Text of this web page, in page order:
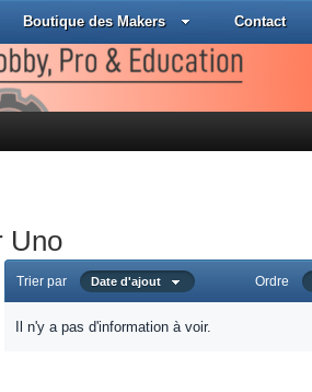
Boutique des Makers Contact
Uno
Trier par Date d'ajout Ordre
Il n'y a pas d'information à voir.